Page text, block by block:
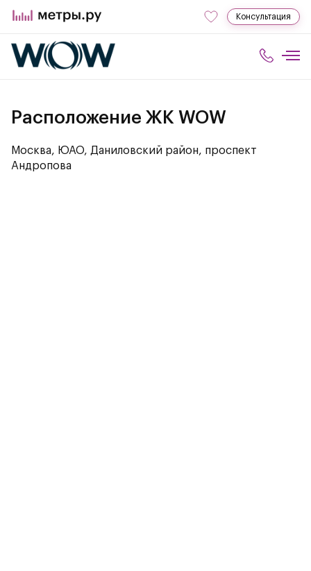
Консультация
Расположение ЖК WOW
Москва, ЮАО, Даниловский район, проспект
Андропова